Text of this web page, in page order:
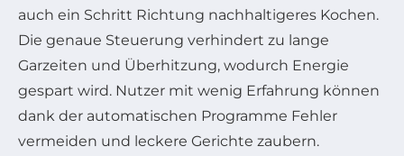
auch ein Schritt Richtung nachhaltigeres Kochen.
Die genaue Steuerung verhindert zu lange
Garzeiten und Überhitzung, wodurch Energie
gespart wird. Nutzer mit wenig Erfahrung können
dank der automatischen Programme Fehler
vermeiden und leckere Gerichte zaubern.